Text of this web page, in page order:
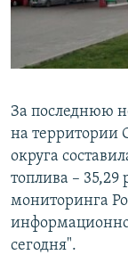
СОЦИАЛЬНЫЕ СЕТИ
Все сайты
За последнюю
на территории
округа
топлива – 35,29
мониторинга
сегодня".